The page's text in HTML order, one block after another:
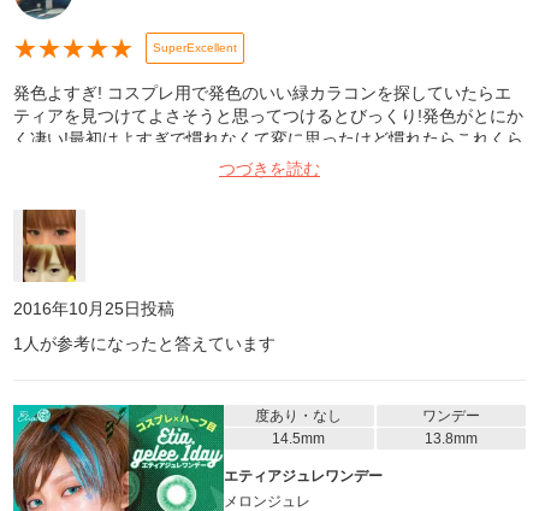
★★★★★ SuperExcellent
発色よすぎ! コスプレ用で発色のいい緑カラコンを探していたらエ
ティアを見つけてよさそうと思ってつけるとびっくり!発色がとにか
く凄い!最初はよすぎで慣れなくて変に思ったけど慣れたらこれくら
い発色がないとコスプレできないくらいエティアにハマりました!ち
なみに元の目の色は茶色よりです。黒い方でも絶対に発色はいいと
思います!コスプレはCCさくらちゃんをしました!写真の緑色は夜撮
ったやつです!
つづきを読む
2016年10月25日投稿
1 人が参考になったと答えています
度あり・なし
ワンデー
14.5mm
13.8mm
エティアジュレワンデー
メロンジュレ